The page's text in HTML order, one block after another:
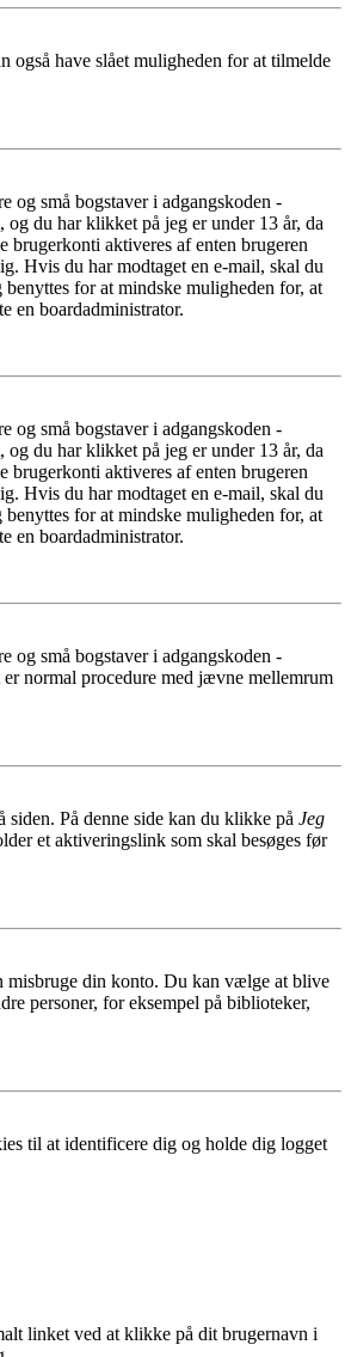
også have slået muligheden for at tilmelde
og små bogstaver i adgangskoden -
du har klikket på jeg er under 13 år, da
aktiveres af enten brugeren
Hvis du har modtaget en e-mail, skal du
for at mindske muligheden for, at
en boardadministrator.
og små bogstaver i adgangskoden -
du har klikket på jeg er under 13 år, da
aktiveres af enten brugeren
Hvis du har modtaget en e-mail, skal du
for at mindske muligheden for, at
en boardadministrator.
og små bogstaver i adgangskoden -
normal procedure med jævne mellemrum
siden. På denne side kan du klikke på Jeg
et aktiveringslink som skal besøges før
misbruge din konto. Du kan vælge at blive
personer, for eksempel på biblioteker,
til at identificere dig og holde dig logget
linket ved at klikke på dit brugernavn i